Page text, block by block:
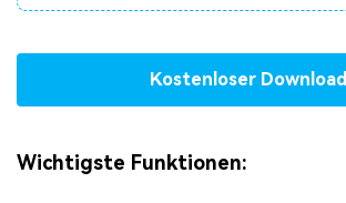
Kostenloser Download
Wichtigste Funktionen: